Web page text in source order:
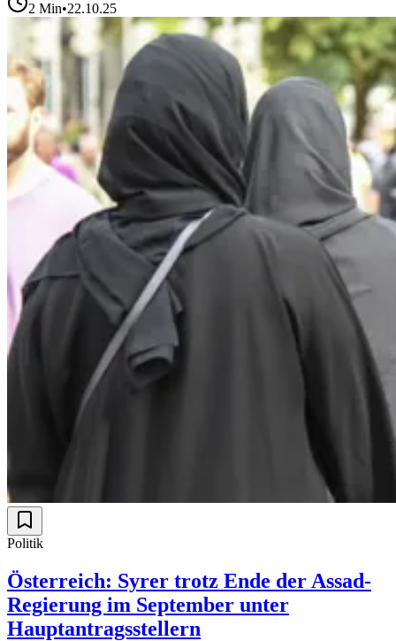
2 Min•22.10.25
Politik
Österreich: Syrer trotz Ende der Assad-
Regierung im September unter
Hauptantragsstellern